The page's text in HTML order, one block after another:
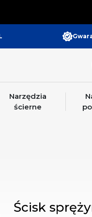
Narzędzia
ścierne
Ścisk